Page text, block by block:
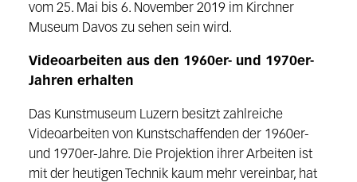
vom 25. Mai bis 6. November 2019 im Kirchner
Museum Davos zu sehen sein wird.
Videoarbeiten aus den 1960er- und 1970er-
Jahren erhalten
Das Kunstmuseum Luzern besitzt zahlreiche
Videoarbeiten von Kunstschaffenden der 1960er-
und 1970er-Jahre. Die Projektion ihrer Arbeiten ist
mit der heutigen Technik kaum mehr vereinbar, hat